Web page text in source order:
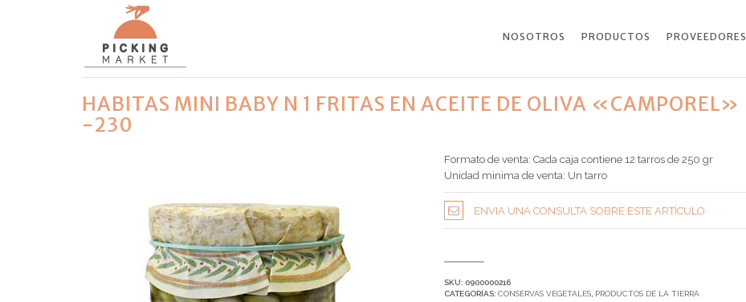
NOSOTROS PRODUCTOS PROVEEDORES
HABITAS MINI BABY N 1 FRITAS EN ACEITE DE OLIVA «CAMPOREL»
-230
Formato de venta: Cada caja contiene 12 tarros de 250 gr
Unidad minima de venta: Un tarro
ENVIA UNA CONSULTA SOBRE ESTE ARTÍCULO
SKU: 0900000216
CATEGORÍAS: CONSERVAS VEGETALES, PRODUCTOS DE LA TIERRA